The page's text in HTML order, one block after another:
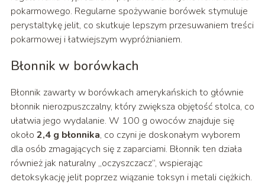
pokarmowego. Regularne spożywanie borówek stymuluje
perystaltykę jelit, co skutkuje lepszym przesuwaniem treści
pokarmowej i łatwiejszym wypróżnianiem.
Błonnik w borówkach
Błonnik zawarty w borówkach amerykańskich to głównie
błonnik nierozpuszczalny, który zwiększa objętość stolca, co
ułatwia jego wydalanie. W 100 g owoców znajduje się
około 2,4 g błonnika, co czyni je doskonałym wyborem
dla osób zmagających się z zaparciami. Błonnik ten działa
również jak naturalny „oczyszczacz”, wspierając
detoksykację jelit poprzez wiązanie toksyn i metali ciężkich.